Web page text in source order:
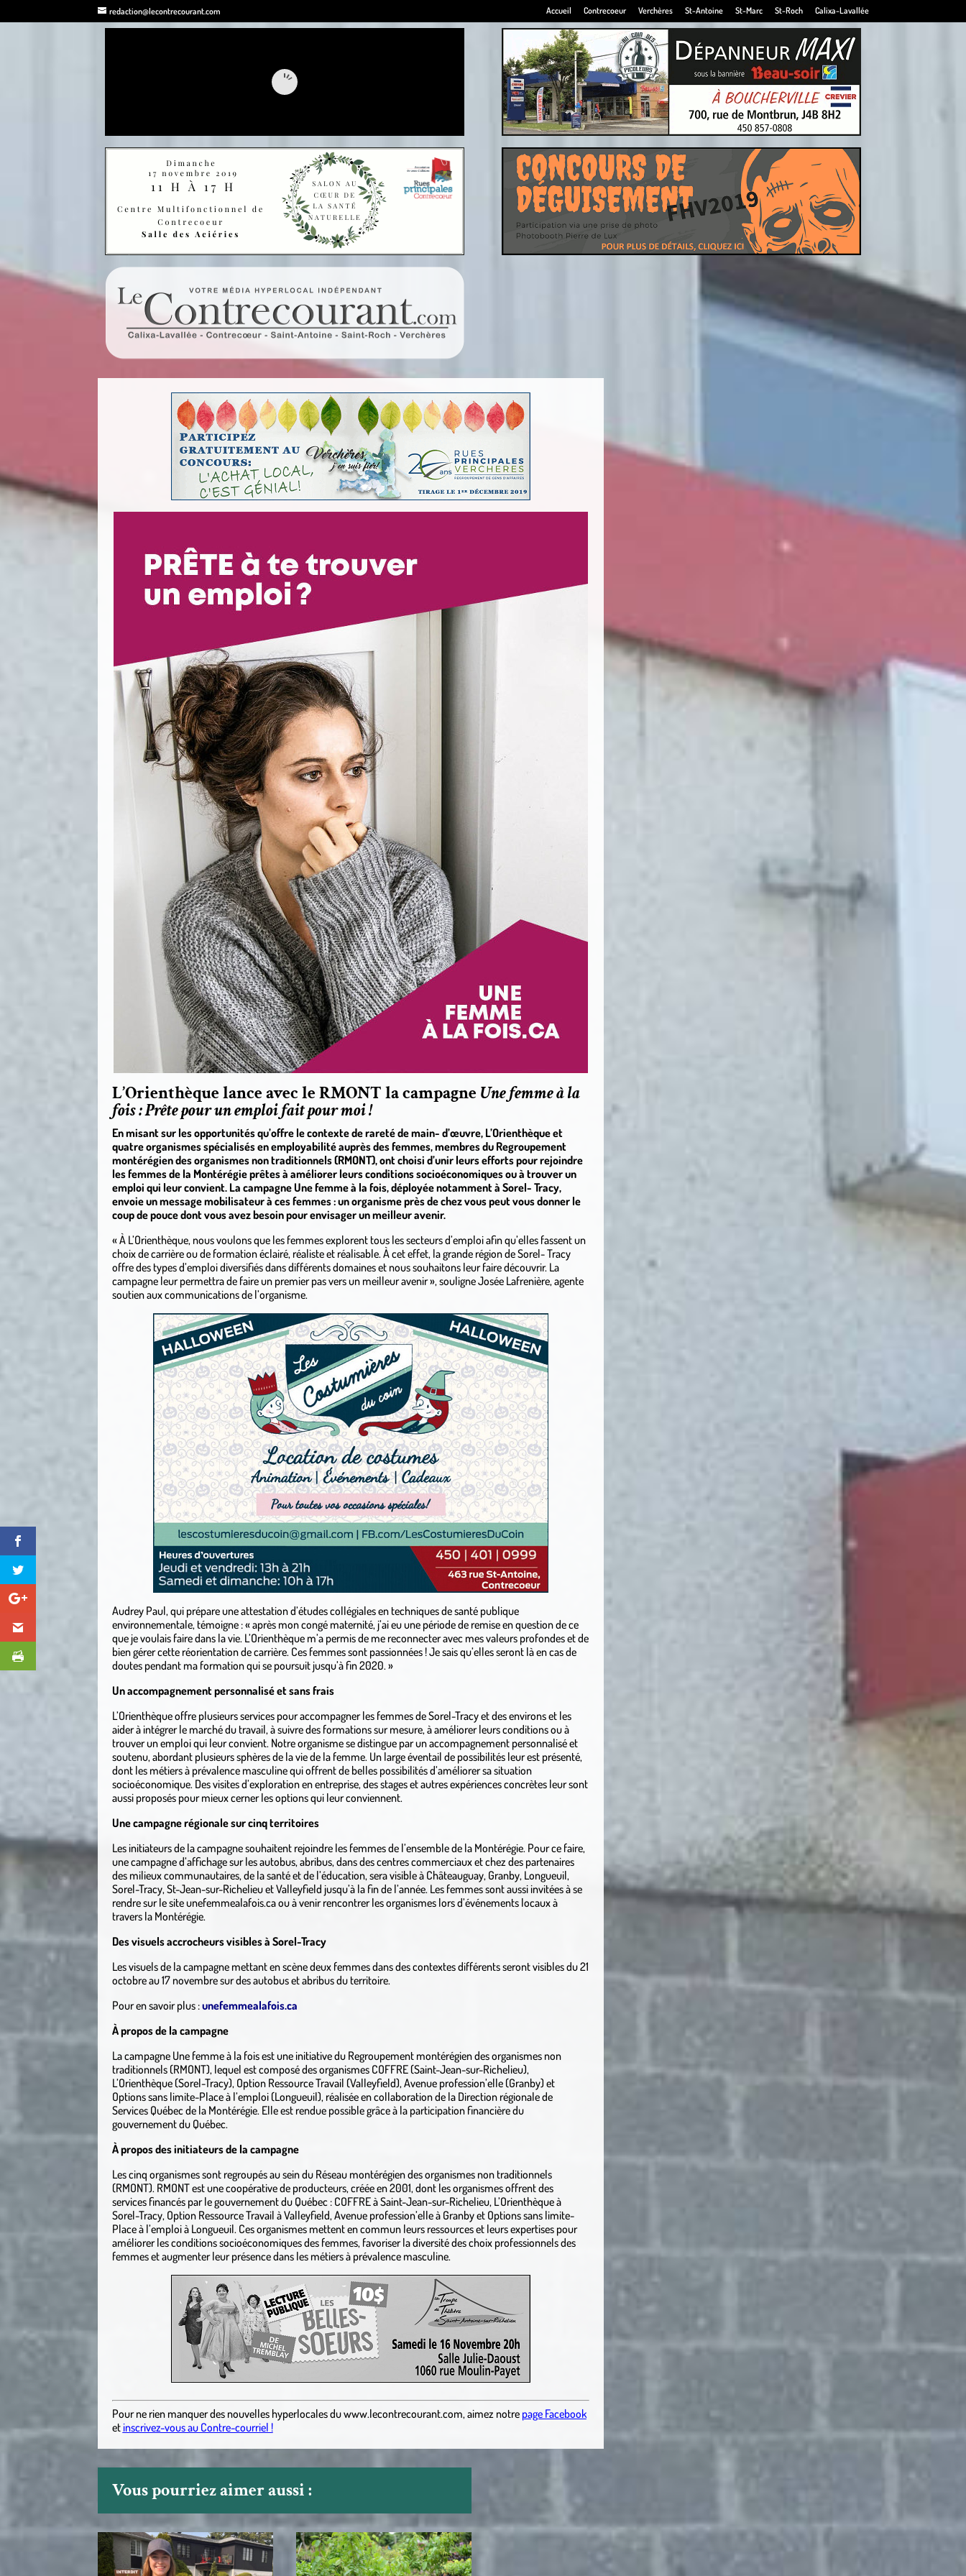
redaction@lecontrecourant.com Accueil Contrecoeur Verchères St-Antoine St-Marc St-Roch Calixa-Lavallée
L’Orienthèque lance avec le RMONT la campagne Une femme à la
fois : Prête pour un emploi fait pour moi !
En misant sur les opportunités qu’offre le contexte de rareté de main- d’œuvre, L’Orienthèque et
quatre organismes spécialisés en employabilité auprès des femmes, membres du Regroupement
montérégien des organismes non traditionnels (RMONT), ont choisi d’unir leurs efforts pour rejoindre
les femmes de la Montérégie prêtes à améliorer leurs conditions socioéconomiques ou à trouver un
emploi qui leur convient. La campagne Une femme à la fois, déployée notamment à Sorel- Tracy,
envoie un message mobilisateur à ces femmes : un organisme près de chez vous peut vous donner le
coup de pouce dont vous avez besoin pour envisager un meilleur avenir.
« À L’Orienthèque, nous voulons que les femmes explorent tous les secteurs d’emploi afin qu’elles fassent un
choix de carrière ou de formation éclairé, réaliste et réalisable. À cet effet, la grande région de Sorel- Tracy
offre des types d’emploi diversifiés dans différents domaines et nous souhaitons leur faire découvrir. La
campagne leur permettra de faire un premier pas vers un meilleur avenir », souligne Josée Lafrenière, agente
soutien aux communications de l’organisme.
Audrey Paul, qui prépare une attestation d’études collégiales en techniques de santé publique
environnementale, témoigne : « après mon congé maternité, j’ai eu une période de remise en question de ce
que je voulais faire dans la vie. L’Orienthèque m’a permis de me reconnecter avec mes valeurs profondes et de
bien gérer cette réorientation de carrière. Ces femmes sont passionnées ! Je sais qu’elles seront là en cas de
doutes pendant ma formation qui se poursuit jusqu’à fin 2020. »
Un accompagnement personnalisé et sans frais
L’Orienthèque offre plusieurs services pour accompagner les femmes de Sorel-Tracy et des environs et les
aider à intégrer le marché du travail, à suivre des formations sur mesure, à améliorer leurs conditions ou à
trouver un emploi qui leur convient. Notre organisme se distingue par un accompagnement personnalisé et
soutenu, abordant plusieurs sphères de la vie de la femme. Un large éventail de possibilités leur est présenté,
dont les métiers à prévalence masculine qui offrent de belles possibilités d’améliorer sa situation
socioéconomique. Des visites d’exploration en entreprise, des stages et autres expériences concrètes leur sont
aussi proposés pour mieux cerner les options qui leur conviennent.
Une campagne régionale sur cinq territoires
Les initiateurs de la campagne souhaitent rejoindre les femmes de l’ensemble de la Montérégie. Pour ce faire,
une campagne d’affichage sur les autobus, abribus, dans des centres commerciaux et chez des partenaires
des milieux communautaires, de la santé et de l’éducation, sera visible à Châteauguay, Granby, Longueuil,
Sorel-Tracy, St-Jean-sur-Richelieu et Valleyfield jusqu’à la fin de l’année. Les femmes sont aussi invitées à se
rendre sur le site unefemmealafois.ca ou à venir rencontrer les organismes lors d’événements locaux à
travers la Montérégie.
Des visuels accrocheurs visibles à Sorel-Tracy
Les visuels de la campagne mettant en scène deux femmes dans des contextes différents seront visibles du 21
octobre au 17 novembre sur des autobus et abribus du territoire.
Pour en savoir plus :unefemmealafois.ca
À propos de la campagne
La campagne Une femme à la fois est une initiative du Regroupement montérégien des organismes non
traditionnels (RMONT), lequel est composé des organismes COFFRE (Saint-Jean-sur-Richelieu),
L’Orienthèque (Sorel-Tracy), Option Ressource Travail (Valleyfield), Avenue profession’elle (Granby) et
Options sans limite-Place à l’emploi (Longueuil), réalisée en collaboration de la Direction régionale de
Services Québec de la Montérégie. Elle est rendue possible grâce à la participation financière du
gouvernement du Québec.
À propos des initiateurs de la campagne
Les cinq organismes sont regroupés au sein du Réseau montérégien des organismes non traditionnels
(RMONT). RMONT est une coopérative de producteurs, créée en 2001, dont les organismes offrent des
services financés par le gouvernement du Québec : COFFRE à Saint-Jean-sur-Richelieu, L’Orienthèque à
Sorel-Tracy, Option Ressource Travail à Valleyfield, Avenue profession’elle à Granby et Options sans limite-
Place à l’emploi à Longueuil. Ces organismes mettent en commun leurs ressources et leurs expertises pour
améliorer les conditions socioéconomiques des femmes, favoriser la diversité des choix professionnels des
femmes et augmenter leur présence dans les métiers à prévalence masculine.
Pour ne rien manquer des nouvelles hyperlocalesduwww.lecontrecourant.com,aimez notre page Facebook
etinscrivez-vous au Contre-courriel !
Vous pourriez aimer aussi :